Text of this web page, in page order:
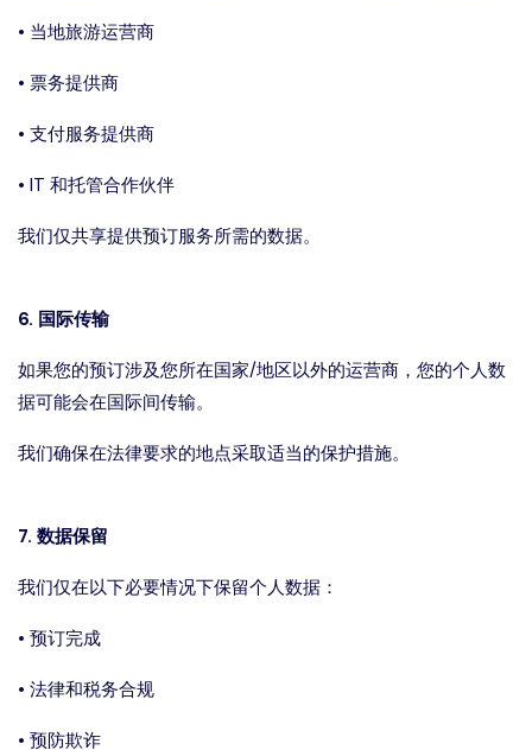
• 当地旅游运营商
• 票务提供商
• 支付服务提供商
• IT 和托管合作伙伴
我们仅共享提供预订服务所需的数据。
6. 国际传输
如果您的预订涉及您所在国家/地区以外的运营商，您的个人数
据可能会在国际间传输。
我们确保在法律要求的地点采取适当的保护措施。
7. 数据保留
我们仅在以下必要情况下保留个人数据：
• 预订完成
• 法律和税务合规
• 预防欺诈